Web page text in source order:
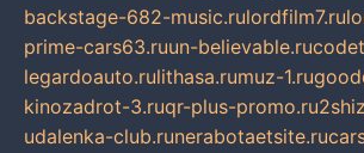
backstage-682-music.rulordfilm7.ru
prime-cars63.ruun-believable.ru
legardoauto.rulithasa.rumuz-1.ru
kinozadrot-3.ruqr-plus-promo.ru
udalenka-club.runerabotaetsite.ru